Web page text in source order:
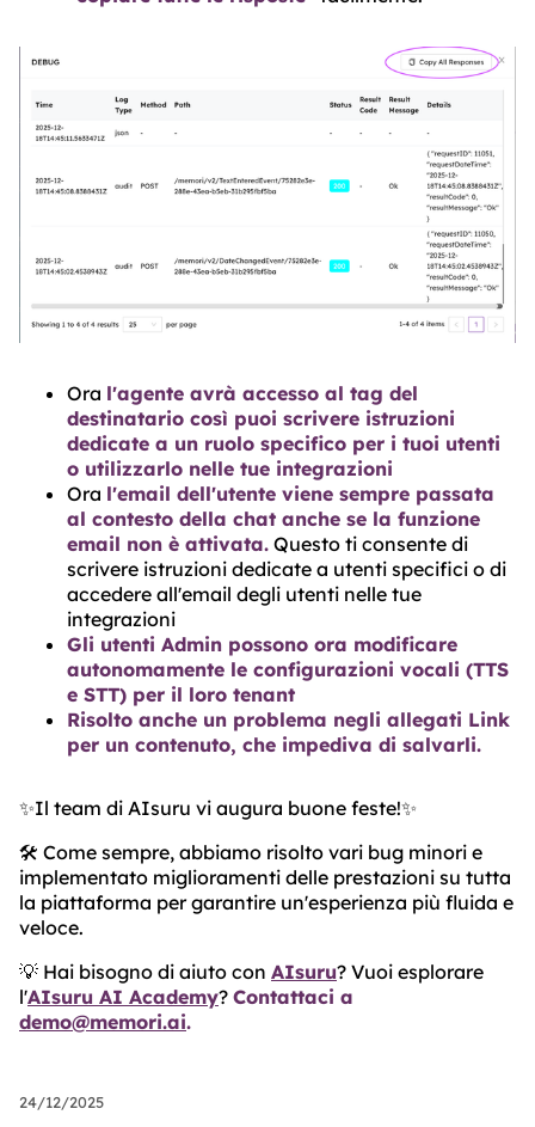
Ora l'agente avrà accesso al tag del
destinatario così puoi scrivere istruzioni
dedicate a un ruolo specifico per i tuoi utenti
o utilizzarlo nelle tue integrazioni
Ora l'email dell'utente viene sempre passata
al contesto della chat anche se la funzione
email non è attivata. Questo ti consente di
scrivere istruzioni dedicate a utenti specifici o di
accedere all'email degli utenti nelle tue
integrazioni
Gli utenti Admin possono ora modificare
autonomamente le configurazioni vocali (TTS
e STT) per il loro tenant
Risolto anche un problema negli allegati Link
per un contenuto, che impediva di salvarli.
✨Il team di AIsuru vi augura buone feste!✨
🛠️ Come sempre, abbiamo risolto vari bug minori e
implementato miglioramenti delle prestazioni su tutta
la piattaforma per garantire un'esperienza più fluida e
veloce.
💡 Hai bisogno di aiuto con AIsuru? Vuoi esplorare
l'AIsuru AI Academy? Contattaci a
demo@memori.ai.
24/12/2025